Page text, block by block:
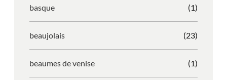
basque (1)
beaujolais (23)
beaumes de venise (1)